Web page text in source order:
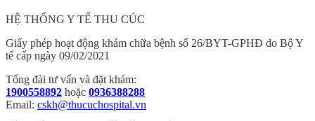
HỆ THỐNG Y TẾ THU CÚC
Giấy phép hoạt động khám chữa bệnh số 26/BYT-GPHĐ do Bộ Y
tế cấp ngày 09/02/2021
Tổng đài tư vấn và đặt khám:
1900558892 hoặc 0936388288
Email: cskh@thucuchospital.vn